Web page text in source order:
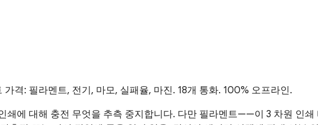
가격: 필라멘트, 전기, 마모, 실패율, 마진. 18개 통화. 100% 오프라인.
쇄에 대해 충전 무엇을 추측 중지합니다. 다만 필라멘트——이 3 차원 인